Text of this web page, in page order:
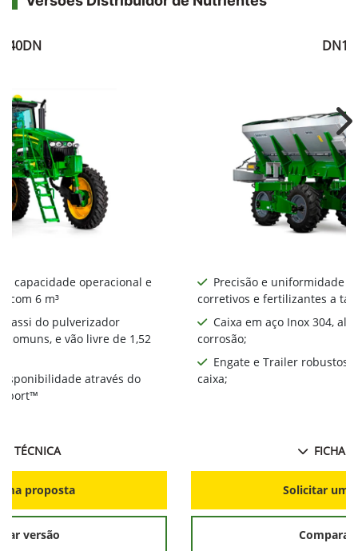
capacidade operacional e
com 6 m³
do pulverizador
comuns, e vão livre de 1,52
através do
TÉCNICA
proposta
versão
Precisão e uniformidade
corretivos e fertilizantes a
Caixa em aço Inox 304,
corrosão;
Engate e Trailer robustos
caixa;
FICHA
Solicitar
Comparar